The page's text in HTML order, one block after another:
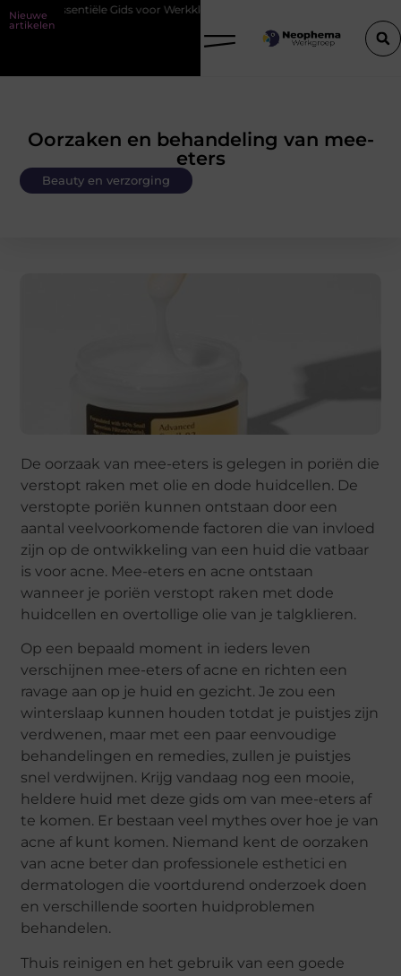
Nieuwe
artikelen
Essentiële Gids voor Werkkleding in Purmerend
Oorzaken en behandeling van mee-
eters
Beauty en verzorging
De oorzaak van mee-eters is gelegen in poriën die
verstopt raken met olie en dode huidcellen. De
verstopte poriën kunnen ontstaan door een
aantal veelvoorkomende factoren die van invloed
zijn op de ontwikkeling van een huid die vatbaar
is voor acne. Mee-eters en acne ontstaan
wanneer je poriën verstopt raken met dode
huidcellen en overtollige olie van je talgklieren.
Op een bepaald moment in ieders leven
verschijnen mee-eters of acne en richten een
ravage aan op je huid en gezicht. Je zou een
winterslaap kunnen houden totdat je puistjes zijn
verdwenen, maar met een paar eenvoudige
behandelingen en remedies, zullen je puistjes
snel verdwijnen. Krijg vandaag nog een mooie,
heldere huid met deze gids om van mee-eters af
te komen. Er bestaan veel mythes over hoe je van
acne af kunt komen. Niemand kent de oorzaken
van acne beter dan professionele esthetici en
dermatologen die voortdurend onderzoek doen
en verschillende soorten huidproblemen
behandelen.
Thuis reinigen en het gebruik van een goede